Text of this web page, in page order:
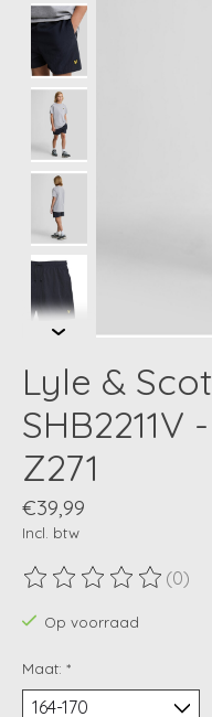
Lyle &
Z271
€39,99
Incl. btw
De beoordeling van dit
(0)
Op voorraad
Maat: *